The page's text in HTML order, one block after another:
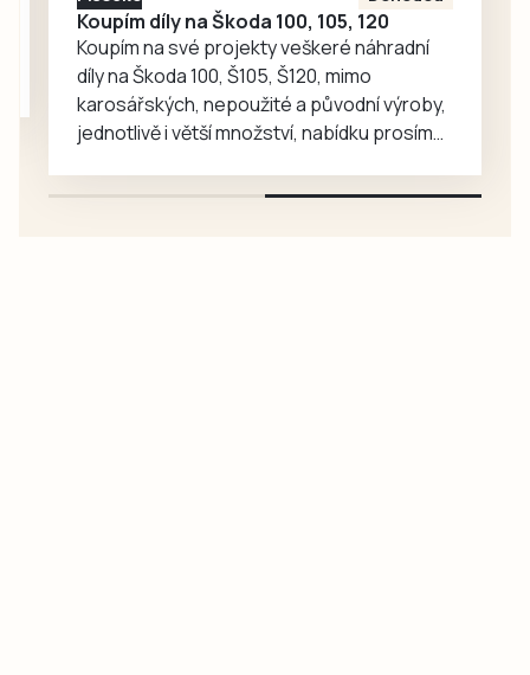
Koupím díly na Škoda 100, 105, 120
Koupím na své projekty veškeré náhradní
díly na Škoda 100, Š105, Š120, mimo
karosářských, nepoužité a původní výroby,
jednotlivě i větší množství, nabídku prosím